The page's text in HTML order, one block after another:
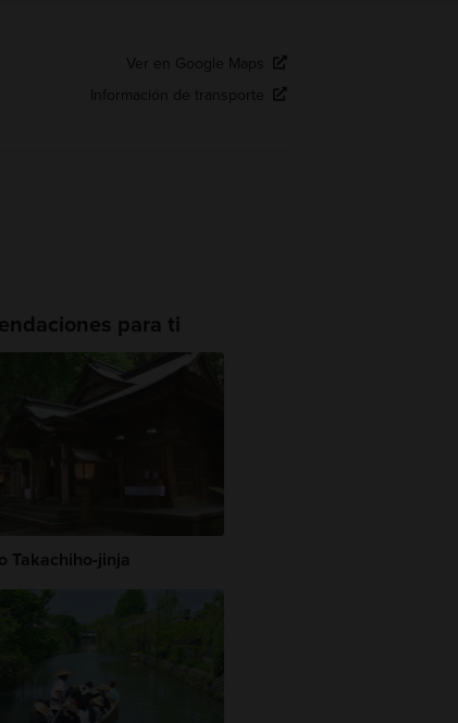
Ver en Google Maps
Información de transporte
para ti
Takachiho-jinja